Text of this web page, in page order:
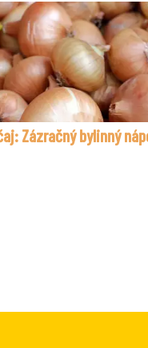
Zázračný bylinný